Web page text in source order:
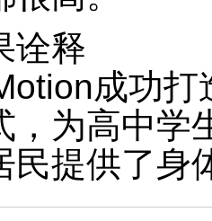
诠释
成功
，为高中学
民提供了身